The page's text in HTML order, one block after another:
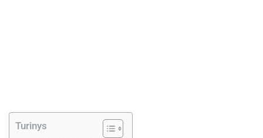
Turinys